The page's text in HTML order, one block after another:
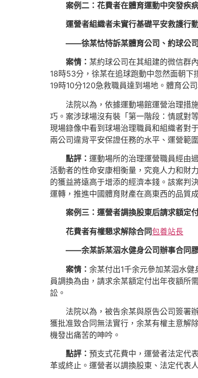
案例二：花費者在體育運動中突發疾
運營者組織者未實行基礎平安救護行
——徐某怙恃訴某體育公司、約球公司
案情： 某約球公司在其組建的微信群
18時53分，徐某在追球跑動中忽然面朝
19時10分120急救職員達到場地。體育公
法院以為，依據運動場館運營治理措
巧。案涉球場沒有裝「第一階段：情感對
現場錄像中看到球場治理職員和組織者對
兩公司違背平安保證任務的水平、運營範
點評： 運動場所的治理運營職員經由
活動者的性命安康相衡量，究竟人力和財
的獲益將遠高于增添的經濟本錢。該案判
運轉，推進中國體育財產在高東西的品質
案例三：運營者調換股東后請求額定
花費者有權懇求解除合同包養站長
——余某訴某泅水健身公司辦事合同膠
案情： 余某付出1千余元參加某泅水
員調換為由，請求余某額定付出年夜額所
訟。
法院以為，被告余某與原告公司簽署
獲批准致合同無法實行，余某有權主意解
機發出痛苦的呻吟。
點評： 預支式花費中，運營者法定代
革或終止。運營者以調換股東、法定代表